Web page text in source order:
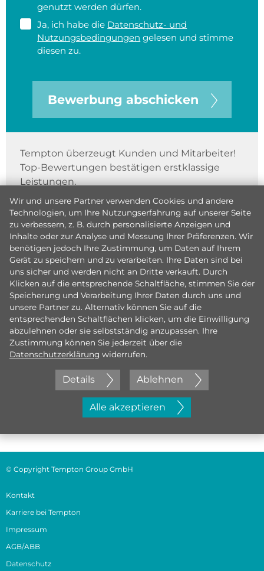
genutzt werden dürfen.
Ja, ich habe die Datenschutz- und
Nutzungsbedingungen gelesen und stimme
diesen zu.
Bewerbung abschicken
Tempton überzeugt Kunden und Mitarbeiter!
Top-Bewertungen bestätigen erstklassige
Leistungen.
Jetzt initiativ bewerben
Wir und unsere Partner verwenden Cookies und andere
Technologien, um Ihre Nutzungserfahrung auf unserer Seite
zu verbessern, z. B. durch personalisierte Anzeigen und
Inhalte oder zur Analyse und Messung Ihrer Präferenzen. Wir
benötigen jedoch Ihre Zustimmung, um Daten auf Ihrem
Gerät zu speichern und zu verarbeiten. Ihre Daten sind bei
uns sicher und werden nicht an Dritte verkauft. Durch
Klicken auf die entsprechende Schaltfläche, stimmen Sie der
Speicherung und Verarbeitung Ihrer Daten durch uns und
unsere Partner zu. Alternativ können Sie auf die
entsprechenden Schaltflächen klicken, um die Einwilligung
abzulehnen oder sie selbstständig anzupassen. Ihre
Zustimmung können Sie jederzeit über die
Datenschutzerklärung widerrufen.
Details Ablehnen
Alle akzeptieren
© Copyright Tempton Group GmbH
Kontakt
Karriere bei Tempton
Impressum
AGB/ABB
Datenschutz